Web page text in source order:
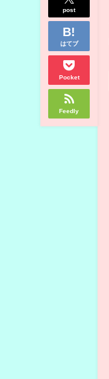
post
はてブ
Pocket
Feedly